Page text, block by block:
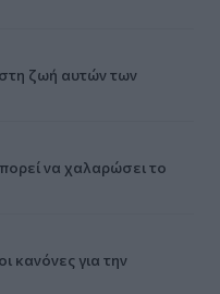
ζωή αυτών των
να χαλαρώσει το
κανόνες για την